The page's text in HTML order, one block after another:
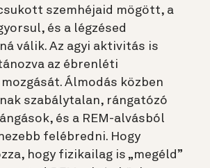
szemhéjaid mögött, a
és a légzésed
válik. Az agyi aktivitás is
az ébrenléti
Álmodás közben
szabálytalan, rángatózó
és a REM-alvásból
felébredni. Hogy
hogy fizikailag is „megéld”